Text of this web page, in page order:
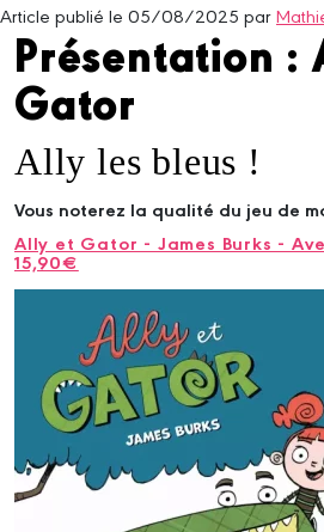
Article publié le 05/08/2025 par
Présentation :
Gator
Ally les bleus !
Vous noterez la qualité du jeu de
Ally et Gator - James Burks -
15,90€